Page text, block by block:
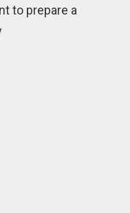
to prepare a